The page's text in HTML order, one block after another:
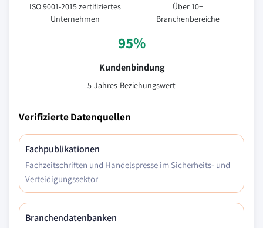
ISO 9001-2015 zertifiziertes
Unternehmen
Über 10+
Branchenbereiche
95%
Kundenbindung
5-Jahres-Beziehungswert
Verifizierte Datenquellen
Fachpublikationen
Fachzeitschriften und Handelspresse im Sicherheits- und
Verteidigungssektor
Branchendatenbanken